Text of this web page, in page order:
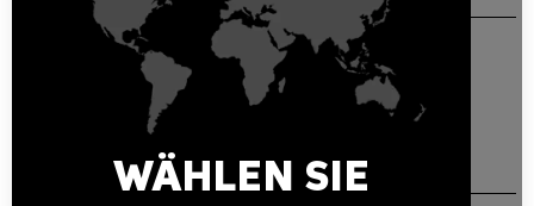
Repower Box (without connectors) for PARADE L series.
HERUNTERLADEN
WÄHLEN SIE